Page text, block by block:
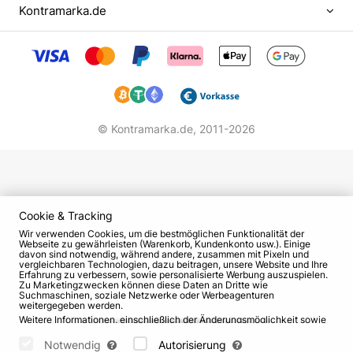
Student arbeitete nebenbei als Hausierer, wofür er
verhaftet wurde. Um einer strafrechtlichen
Verfolgung zu entgehen, trat Dima in die
Sowjetarmee ein. Der zukünftige Künstler ging in
die Region Wologda zu den Luftabwehrtruppen.
Entwicklung als Künstler und Schauspieler. Er wird
Nagiyev bei einer Probe einen Anfall. Nach einer
Untersuchung stellen die Ärzte eine Lähmung des
Gesichtsnervs fest. Der Prozess der Behandlung
bis zur vollständigen Genesung dauerte etwa 6
Monate. Aber es war dieser Vorfall war die
Ursache für die "Marke" Schielen, die für den Rest
seines Lebens wurde in der Künstlerin erhalten.
Im Jahr 1991 schließt Nagiyev sein Studium ab.
Kontramarka.de
© Kontramarka.de, 2011-2026
Cookie & Tracking
Wir verwenden Cookies, um die bestmöglichen Funktionalität der
Webseite zu gewährleisten (Warenkorb, Kundenkonto usw.). Einige
davon sind notwendig, während andere, zusammen mit Pixeln und
vergleichbaren Technologien, dazu beitragen, unsere Website und Ihre
Erfahrung zu verbessern, sowie personalisierte Werbung auszuspielen.
Zu Marketingzwecken können diese Daten an Dritte wie
Suchmaschinen, soziale Netzwerke oder Werbeagenturen
weitergegeben werden.
Weitere Informationen, einschließlich der Änderungsmöglichkeit sowie
Bitte wählen Sie unten aus, welche Cookies gesetzt werden können
Notwendig Autorisierung